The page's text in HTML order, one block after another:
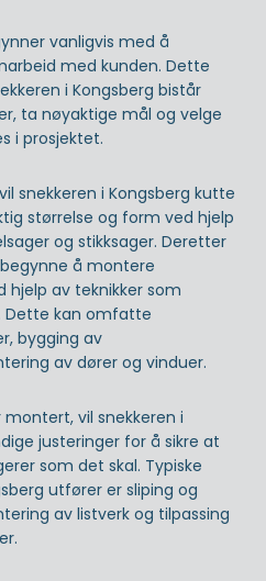
vanligvis med å
med kunden. Dette
i Kongsberg bistår
ta nøyaktige mål og velge
i prosjektet.
snekkeren i Kongsberg kutte
størrelse og form ved hjelp
og stikksager. Deretter
å montere
av teknikker som
Dette kan omfatte
bygging av
av dører og vinduer.
vil snekkeren i
justeringer for å sikre at
som det skal. Typiske
utfører er sliping og
av listverk og tilpassing